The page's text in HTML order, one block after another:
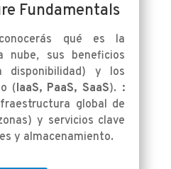
Fundamentals
qué es la
nube, sus beneficios
disponibilidad) y los
(IaaS, PaaS, SaaS). :
global de
y servicios clave
y almacenamiento.